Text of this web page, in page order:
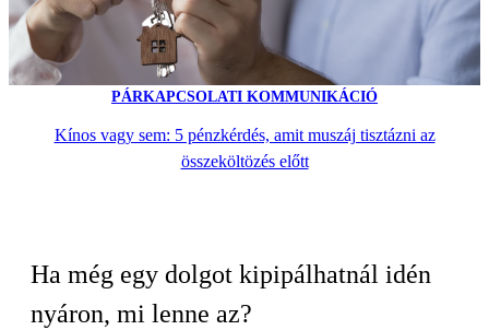
PÁRKAPCSOLATI KOMMUNIKÁCIÓ
Kínos vagy sem: 5 pénzkérdés, amit muszáj tisztázni az
összeköltözés előtt
Ha még egy dolgot kipipálhatnál idén
nyáron, mi lenne az?